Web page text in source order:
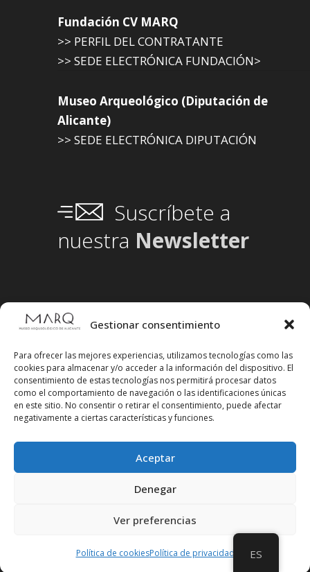
Gestionar consentimiento
Para ofrecer las mejores experiencias, utilizamos tecnologías como las
cookies para almacenar y/o acceder a la información del dispositivo. El
consentimiento de estas tecnologías nos permitirá procesar datos
como el comportamiento de navegación o las identificaciones únicas
en este sitio. No consentir o retirar el consentimiento, puede afectar
negativamente a ciertas características y funciones.
Aceptar
Denegar
Ver preferencias
Política de cookiesPolítica de privacidad
Fundación CV MARQ
>> PERFIL DEL CONTRATANTE
>> SEDE ELECTRÓNICA FUNDACIÓN>
Museo Arqueológico (Diputación de
Alicante)
>> SEDE ELECTRÓNICA DIPUTACIÓN
Suscríbete a
nuestra Newsletter
Síguenos en redes sociales
ES